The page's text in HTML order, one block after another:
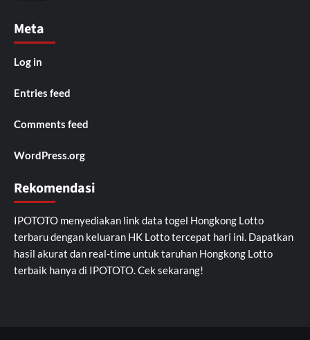
Meta
Log in
Entries feed
Comments feed
WordPress.org
Rekomendasi
IPOTOTO menyediakan link data togel Hongkong Lotto
terbaru dengan keluaran HK Lotto tercepat hari ini. Dapatkan
hasil akurat dan real-time untuk taruhan Hongkong Lotto
terbaik hanya di IPOTOTO. Cek sekarang!